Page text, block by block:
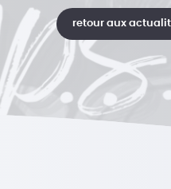
retour aux